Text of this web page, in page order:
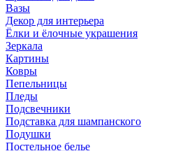
Вазы
Декор для интерьера
Ёлки и ёлочные украшения
Зеркала
Картины
Ковры
Пепельницы
Пледы
Подсвечники
Подставка для шампанского
Подушки
Постельное белье